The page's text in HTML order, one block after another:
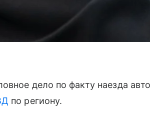
дело по факту наезда
по региону.